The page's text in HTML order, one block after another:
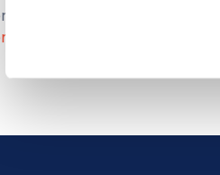
contact worden opgenomen